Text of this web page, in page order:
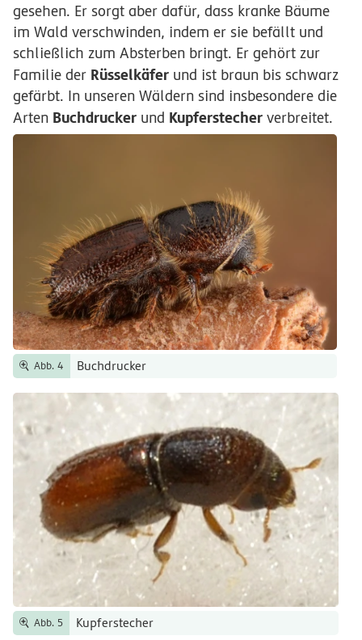
gesehen. Er sorgt aber dafür, dass kranke Bäume
im Wald verschwinden, indem er sie befällt und
schließlich zum Absterben bringt. Er gehört zur
Familie der Rüsselkäfer und ist braun bis schwarz
gefärbt. In unseren Wäldern sind insbesondere die
Arten Buchdrucker und Kupferstecher verbreitet.
Abb. 4 Buchdrucker
Abb. 5 Kupferstecher